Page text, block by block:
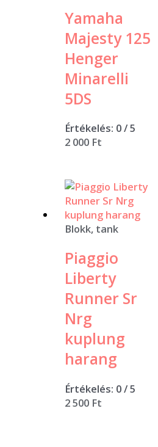
Yamaha
Majesty 125
Henger
Minarelli
5DS
Értékelés: 0/ 5
2 000 Ft
Blokk, tank
Piaggio
Liberty
Runner Sr
Nrg
kuplung
harang
Értékelés: 0/ 5
2 500 Ft